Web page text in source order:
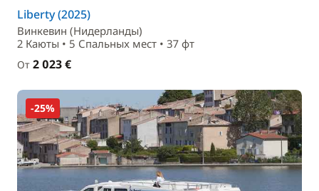
Liberty (2025)
Винкевин (Нидерланды)
2 Каюты • 5 Спальныx мест • 37 фт
От 2 023 €
-25%